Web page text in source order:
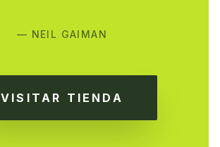
— NEIL GAIMAN
VISITAR TIENDA